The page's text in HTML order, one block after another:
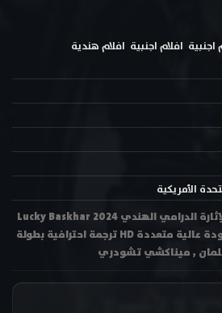
اجنبية افلام اجنبية افلام هندية
الأمريكية
مشاهدة فيلم الجريمة والإثارة الدرامي الهندي Lucky Baskhar 2024
مترجم اون لاين وتحميل بجودة عالية متعددة HD ترجمة احترافية بطولة
, ميناكشي تشودري